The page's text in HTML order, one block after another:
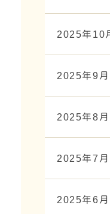
2025年10
2025年9
2025年8
2025年7
2025年6